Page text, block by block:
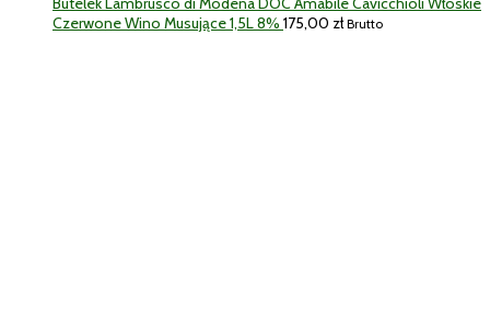
Czerwone Wino Musujące 1,5L 8% 175,00 zł Brutto